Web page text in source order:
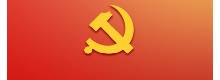
文化产业 文化事业